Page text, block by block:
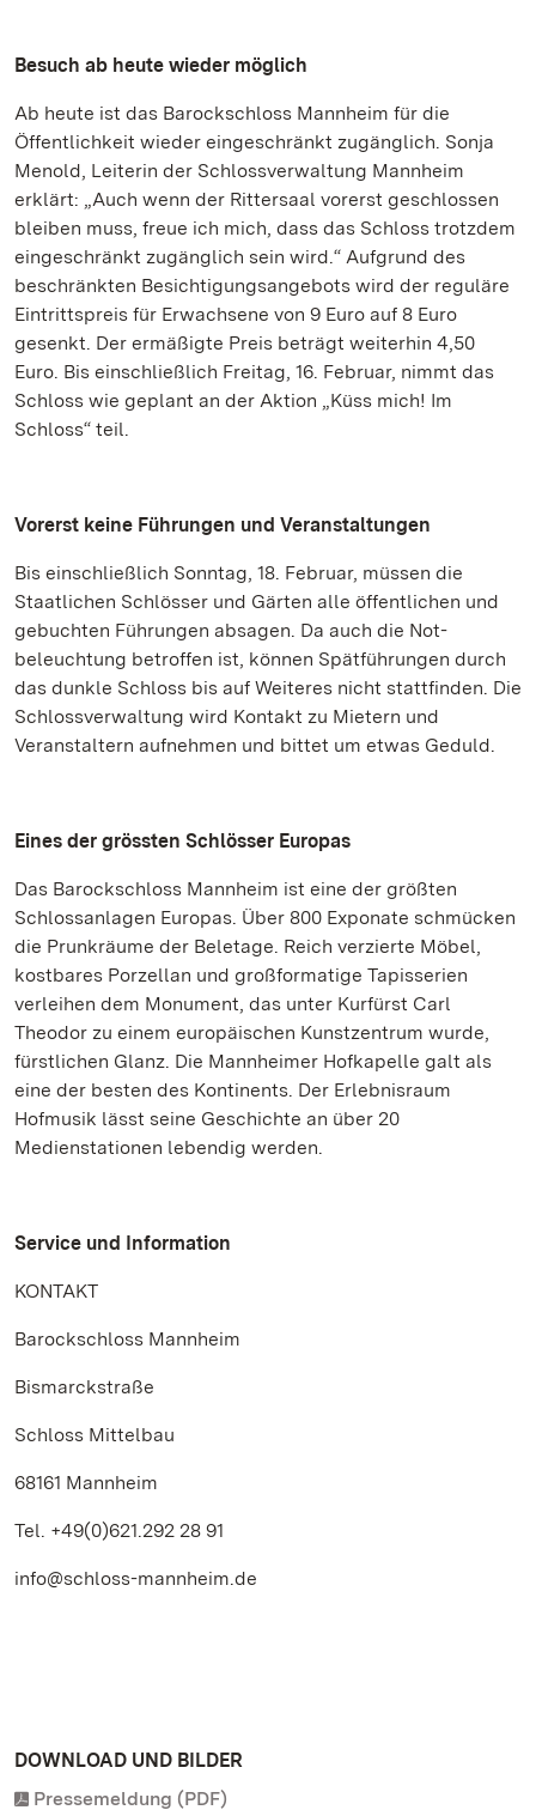
Besuch ab heute wieder möglich
Ab heute ist das Barockschloss Mannheim für die
Öffentlichkeit wieder eingeschränkt zugänglich. Sonja
Menold, Leiterin der Schlossverwaltung Mannheim
erklärt: „Auch wenn der Rittersaal vorerst geschlossen
bleiben muss, freue ich mich, dass das Schloss trotzdem
eingeschränkt zugänglich sein wird.“ Aufgrund des
beschränkten Besichtigungsangebots wird der reguläre
Eintrittspreis für Erwachsene von 9 Euro auf 8 Euro
gesenkt. Der ermäßigte Preis beträgt weiterhin 4,50
Euro. Bis einschließlich Freitag, 16. Februar, nimmt das
Schloss wie geplant an der Aktion „Küss mich! Im
Schloss“ teil.
Vorerst keine Führungen und Veranstaltungen
Bis einschließlich Sonntag, 18. Februar, müssen die
Staatlichen Schlösser und Gärten alle öffentlichen und
gebuchten Führungen absagen. Da auch die Not-
beleuchtung betroffen ist, können Spätführungen durch
das dunkle Schloss bis auf Weiteres nicht stattfinden. Die
Schlossverwaltung wird Kontakt zu Mietern und
Veranstaltern aufnehmen und bittet um etwas Geduld.
Eines der grössten Schlösser Europas
Das Barockschloss Mannheim ist eine der größten
Schlossanlagen Europas. Über 800 Exponate schmücken
die Prunkräume der Beletage. Reich verzierte Möbel,
kostbares Porzellan und großformatige Tapisserien
verleihen dem Monument, das unter Kurfürst Carl
Theodor zu einem europäischen Kunstzentrum wurde,
fürstlichen Glanz. Die Mannheimer Hofkapelle galt als
eine der besten des Kontinents. Der Erlebnisraum
Hofmusik lässt seine Geschichte an über 20
Medienstationen lebendig werden.
Service und Information
KONTAKT
Barockschloss Mannheim
Bismarckstraße
Schloss Mittelbau
68161 Mannheim
Tel. +49(0)621.292 28 91
info@schloss-mannheim.de
DOWNLOAD UND BILDER
Pressemeldung (PDF)